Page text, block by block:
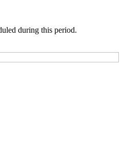
during this period.